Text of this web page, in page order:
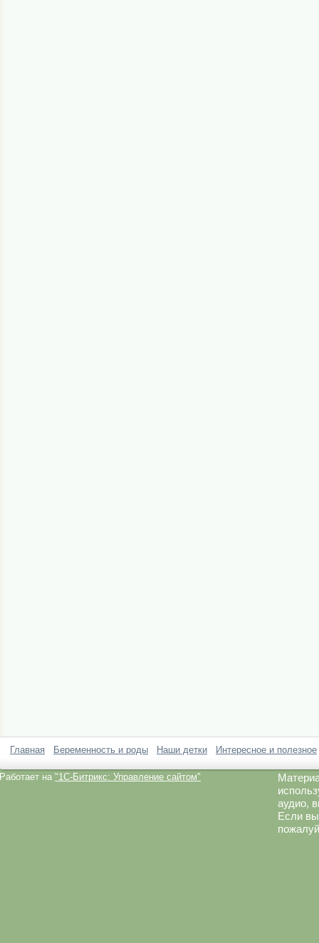
Главная Беременность и роды Наши детки Интересное и полезное
Работает на "1C-Битрикс: Управление сайтом"
аудио,
Если вы